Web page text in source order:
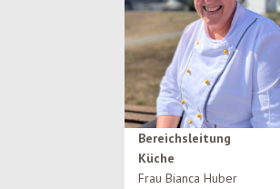
Bereichsleitung
Küche
Frau Bianca Huber